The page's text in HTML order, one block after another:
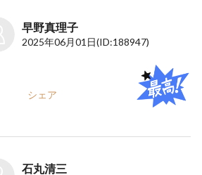
早野真理子
2025年06月01日(ID:188947)
シェア
石丸清三